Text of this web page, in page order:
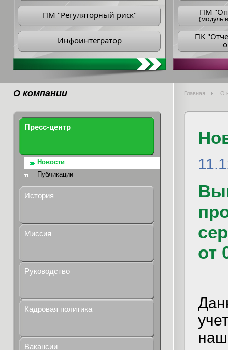
ПМ "Регуляторный риск"
Инфоинтегратор
ПM
(модуль
ПK
О компании Главная О
Пресс-центр
Новости
Публикации
История
Миссия
Руководство
Кадровая политика
Вакансии
от